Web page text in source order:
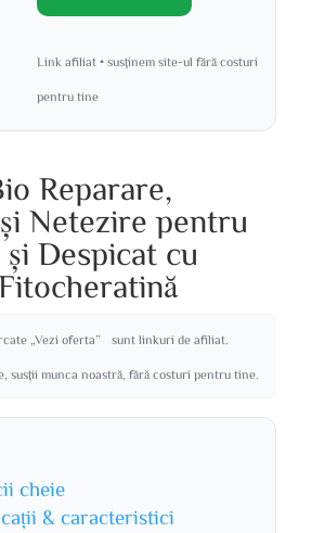
Link afiliat • susținem site-ul fără costuri
pentru tine
Reparare,
Netezire pentru
și Despicat cu
„Vezi oferta” sunt linkuri de afiliat.
susții munca noastră, fără costuri pentru tine.
cheie
& caracteristici